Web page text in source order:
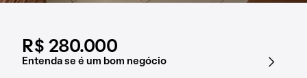
R$ 280.000
Entenda se é um bom negócio